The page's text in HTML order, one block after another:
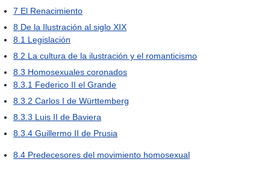
7 El Renacimiento
8 De la Ilustración al siglo XIX
8.1 Legislación
8.2 La cultura de la ilustración y el romanticismo
8.3 Homosexuales coronados
8.3.1 Federico II el Grande
8.3.2 Carlos I de Württemberg
8.3.3 Luis II de Baviera
8.3.4 Guillermo II de Prusia
8.4 Predecesores del movimiento homosexual